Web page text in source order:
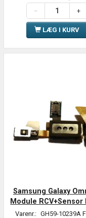
LÆG I KURV
Samsung Galaxy
Module RCV+Sensor
Varenr.: GH59-10239A